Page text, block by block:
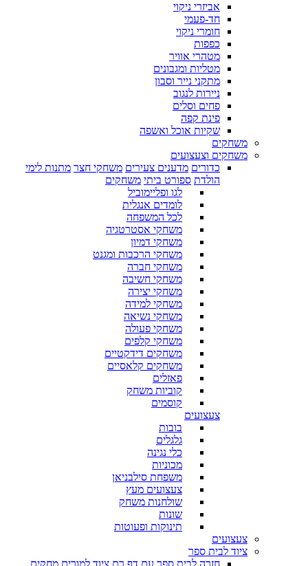
אביזרי ניקוי
חד-פעמי
חומרי ניקוי
כפפות
מטהרי אוויר
מטליות ומגבונים
מתקני נייר וסבון
ניירות לנגוב
פחים וסלים
פינת קפה
שקיות אוכל ואשפה
משחקים
משחקים וצעצועים
כדורים מדענים צעירים משחקי חצר מתנות לימי
הולדת ספורט ביתי משחקים
לגו ופליימוביל
לומדים אנגלית
לכל המשפחה
משחקי אסטרטגיה
משחקי דמיון
משחקי הרכבות ומגנט
משחקי חברה
משחקי חשיבה
משחקי יצירה
משחקי למידה
משחקי נשיאה
משחקי פעולה
משחקי קלפים
משחקים דידקטיים
משחקים קלאסיים
פאזלים
קוביות משחק
קוסמים
צעצועים
בובות
גלגלים
כלי נגינה
מכוניות
משפחת סילבניאן
צעצועים מעץ
שולחנות משחק
שונות
תינוקות ופעוטות
צעצועים
ציוד לבית ספר
חזרה לבית ספר עם דף רם ציוד למורים מחקים